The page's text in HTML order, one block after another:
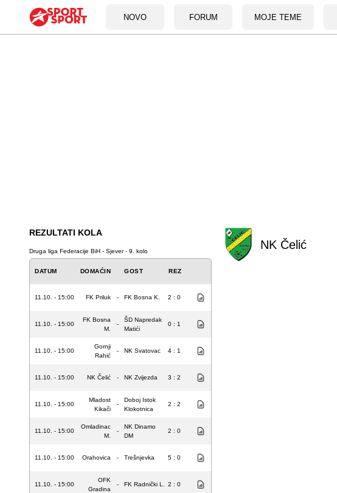
NOVO FORUM MOJE TEME
REZULTATI KOLA
Druga liga Federacije BiH - Sjever - 9. kolo
DATUM DOMAĆIN GOST REZ
11.10. - 15:00 FK Priluk - FK Bosna K. 2 : 0
11.10. - 15:00
FK Bosna
M.
-
ŠD Napredak
Matići
0 : 1
11.10. - 15:00
Gornji
Rahić
- NK Svatovac 4 : 1
11.10. - 15:00 NK Čelić - NK Zvijezda 3 : 2
11.10. - 15:00
Mladost
Kikači
-
Doboj Istok
Klokotnica
2 : 2
11.10. - 15:00
Omladinac
M.
-
NK Dinamo
DM
2 : 0
11.10. - 15:00 Orahovica - Trešnjevka 5 : 0
11.10. - 15:00
OFK
Gradina
- FK Radnički L. 2 : 0
NK Čelić